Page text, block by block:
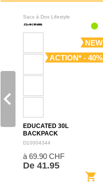
Sacs à Dos Lifestyle
NEW
ACTION* - 40%
EDUCATED 30L
BACKPACK
D10004344
à 69.90 CHF
De 41.95
shopping_cart
navigate_before